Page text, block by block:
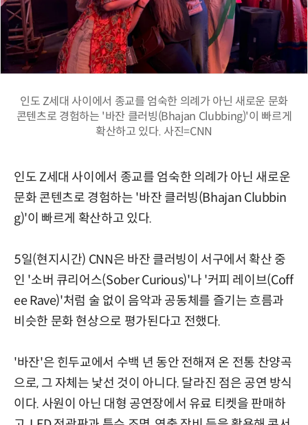
인도 Z세대 사이에서 종교를 엄숙한 의례가 아닌 새로운 문화
콘텐츠로 경험하는 '바잔 클러빙(Bhajan Clubbing)'이 빠르게
확산하고 있다. 사진=CNN
인도 Z세대 사이에서 종교를 엄숙한 의례가 아닌 새로운
문화 콘텐츠로 경험하는 '바잔 클러빙(Bhajan Clubbin
g)'이 빠르게 확산하고 있다.
5일(현지시간) CNN은 바잔 클러빙이 서구에서 확산 중
인 '소버 큐리어스(Sober Curious)'나 '커피 레이브(Coff
ee Rave)'처럼 술 없이 음악과 공동체를 즐기는 흐름과
비슷한 문화 현상으로 평가된다고 전했다.
'바잔'은 힌두교에서 수백 년 동안 전해져 온 전통 찬양곡
으로, 그 자체는 낯선 것이 아니다. 달라진 점은 공연 방식
이다. 사원이 아닌 대형 공연장에서 유료 티켓을 판매하